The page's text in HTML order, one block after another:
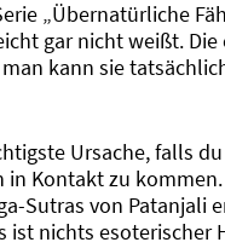
„Übernatürliche
gar nicht weißt.
kann sie
Ursache, falls
Kontakt zu
Sutras von Patanjali
ist nichts